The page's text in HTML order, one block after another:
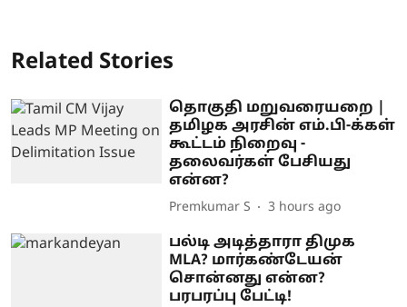
Related Stories
தொகுதி மறுவரையறை |
தமிழக அரசின் எம்.பி-க்கள்
கூட்டம் நிறைவு -
தலைவர்கள் பேசியது
என்ன?
Premkumar S 3 hours ago
பல்டி அடித்தாரா திமுக
MLA? மார்கண்டேயன்
சொன்னது என்ன?
பரபரப்பு பேட்டி!